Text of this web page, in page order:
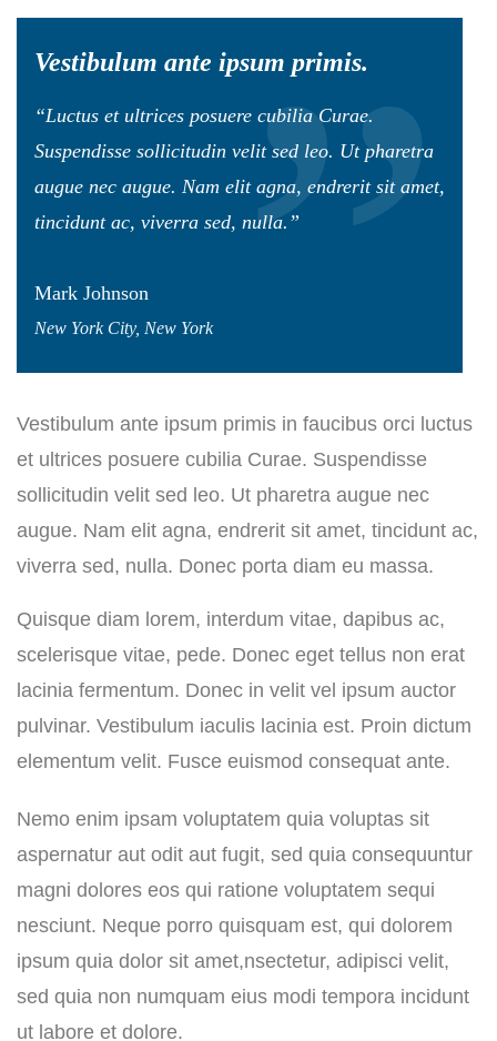
Vestibulum ante ipsum primis.
“Luctus et ultrices posuere cubilia Curae.
Suspendisse sollicitudin velit sed leo. Ut pharetra
augue nec augue. Nam elit agna, endrerit sit amet,
tincidunt ac, viverra sed, nulla.”
Mark Johnson
New York City, New York
Vestibulum ante ipsum primis in faucibus orci luctus
et ultrices posuere cubilia Curae. Suspendisse
sollicitudin velit sed leo. Ut pharetra augue nec
augue. Nam elit agna, endrerit sit amet, tincidunt ac,
viverra sed, nulla. Donec porta diam eu massa.
Quisque diam lorem, interdum vitae, dapibus ac,
scelerisque vitae, pede. Donec eget tellus non erat
lacinia fermentum. Donec in velit vel ipsum auctor
pulvinar. Vestibulum iaculis lacinia est. Proin dictum
elementum velit. Fusce euismod consequat ante.
Nemo enim ipsam voluptatem quia voluptas sit
aspernatur aut odit aut fugit, sed quia consequuntur
magni dolores eos qui ratione voluptatem sequi
nesciunt. Neque porro quisquam est, qui dolorem
ipsum quia dolor sit amet,nsectetur, adipisci velit,
sed quia non numquam eius modi tempora incidunt
ut labore et dolore.